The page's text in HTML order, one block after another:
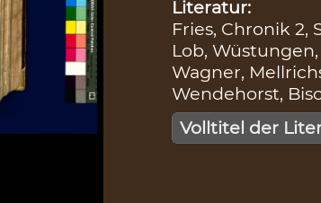
Literatur:
Fries, Chronik 2,
Lob, Wüstungen,
Wagner,
Wendehorst,
Volltitel der